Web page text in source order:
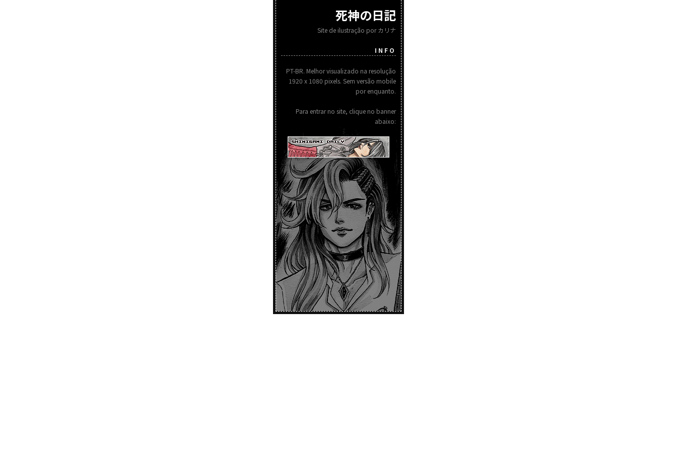
死神の日記
Site de ilustração por カリナ
INFO
PT-BR. Melhor visualizado na resolução
1920 x 1080 pixels. Sem versão mobile
por enquanto.
Para entrar no site, clique no banner
abaixo: